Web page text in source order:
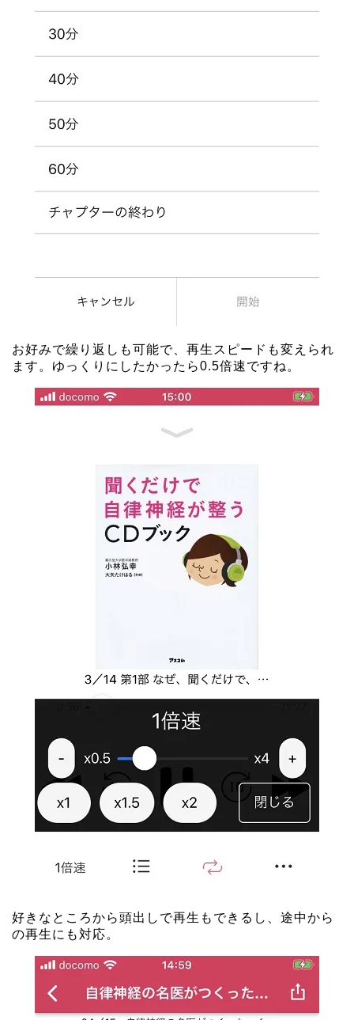
お好みで繰り返しも可能で、再生スピードも変えられ
ます。ゆっくりにしたかったら0.5倍速ですね。
好きなところから頭出しで再生もできるし、途中から
の再生にも対応。